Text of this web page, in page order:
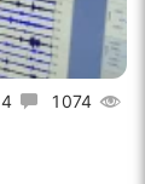
4 1074